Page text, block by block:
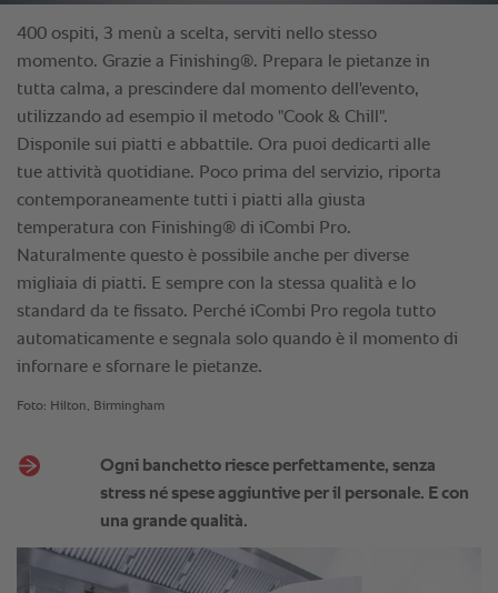
400 ospiti, 3 menù a scelta, serviti nello stesso
momento. Grazie a Finishing®. Prepara le pietanze in
tutta calma, a prescindere dal momento dell'evento,
utilizzando ad esempio il metodo "Cook & Chill".
Disponile sui piatti e abbattile. Ora puoi dedicarti alle
tue attività quotidiane. Poco prima del servizio, riporta
contemporaneamente tutti i piatti alla giusta
temperatura con Finishing® di iCombi Pro.
Naturalmente questo è possibile anche per diverse
migliaia di piatti. E sempre con la stessa qualità e lo
standard da te fissato. Perché iCombi Pro regola tutto
automaticamente e segnala solo quando è il momento di
infornare e sfornare le pietanze.
Foto: Hilton, Birmingham
Ogni banchetto riesce perfettamente, senza
stress né spese aggiuntive per il personale. E con
una grande qualità.